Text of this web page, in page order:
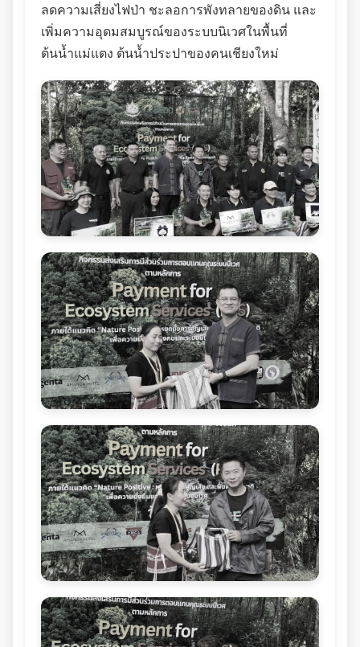
ลดความเสี่ยงไฟป่า ชะลอการพังทลายของดิน และ
เพิ่มความอุดมสมบูรณ์ของระบบนิเวศในพื้นที่
ต้นน้ำแม่แตง ต้นน้ำประปาของคนเชียงใหม่